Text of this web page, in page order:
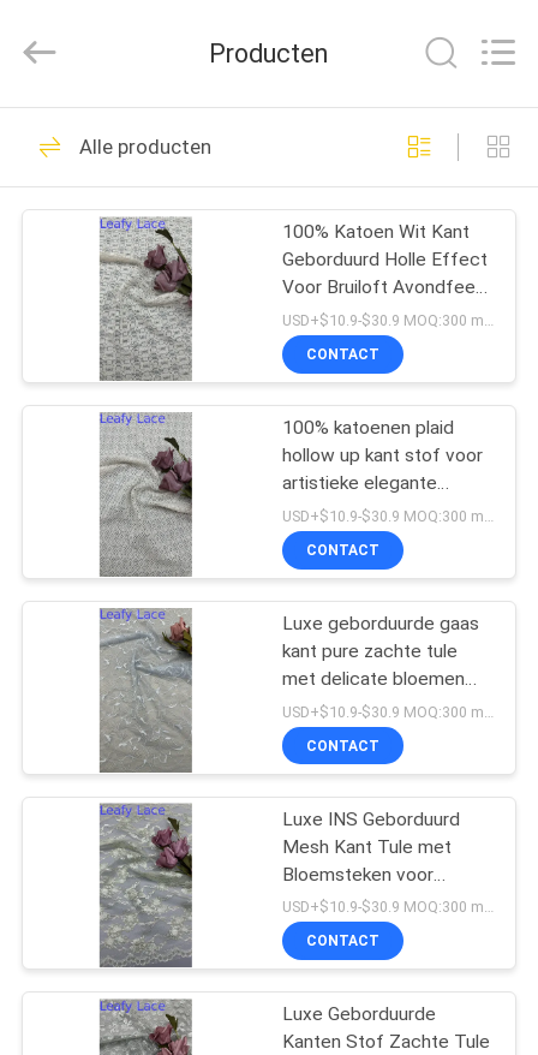
THUIS
PRODUCTEN
FABRIEKSREIS
KWALITEITSCONTROLE
CONTACTEER
ONS
NIEUWS
VRAAG
EEN
OFFERTE
AAN
SITEMAP
PRIVACYBELEID
Ltd..
Reserved.
Geborduurde
Kantstof
256
Lovertje
Geborduurde Stof
184
Geribde Kantstof
3D Bloemenkantstof
37
Producten
Alle producten
100% Katoen Wit Kant
Geborduurd Holle Effect
Voor Bruiloft Avondfeest
Kleding
USD+$10.9-$30.9 MOQ:300 meter.
CONTACT
100% katoenen plaid
hollow up kant stof voor
artistieke elegante
romantische bruiloft stof
CONTACT
Luxe geborduurde gaas
kant pure zachte tule
met delicate bloemen
steken voor elegante
avondjurken
CONTACT
Luxe INS Geborduurd
Mesh Kant Tule met
Bloemsteken voor
Elegante Trouwjurken
USD+$10.9-$30.9 MOQ:300 meter.
CONTACT
Luxe Geborduurde
Kanten Stof Zachte Tule